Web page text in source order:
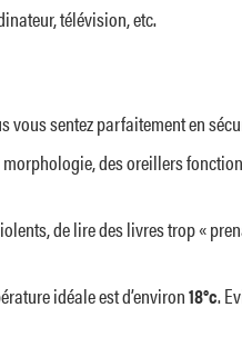
télévision, etc.
vous sentez parfaitement en
des oreillers
de lire des livres trop «
idéale est d’environ18°c.